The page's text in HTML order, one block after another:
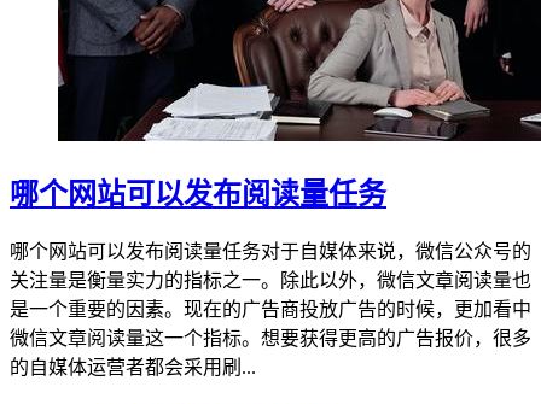
哪个网站可以发布阅读量任务
哪个网站可以发布阅读量任务对于自媒体来说，微信公众号的
关注量是衡量实力的指标之一。除此以外，微信文章阅读量也
是一个重要的因素。现在的广告商投放广告的时候，更加看中
微信文章阅读量这一个指标。想要获得更高的广告报价，很多
的自媒体运营者都会采用刷...